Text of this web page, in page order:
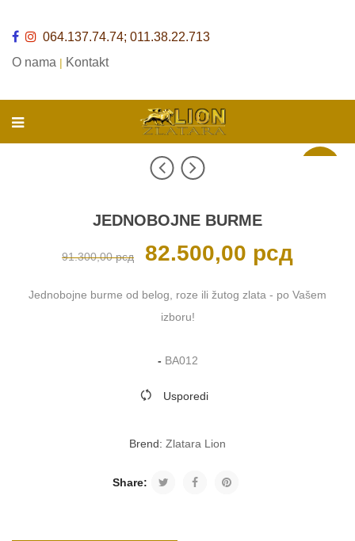
064.137.74.74; 011.38.22.713
O nama | Kontakt
JEDNOBOJNE BURME
91.300,00рсд
Originalna
cena
91.300,00 рсд.
82.500,00 рсдcena
je:
Jednobojne burme od belog, roze ili žutog zlata - po Vašem
izboru!
- BA012
Usporedi
Brend: Zlatara Lion
Share: